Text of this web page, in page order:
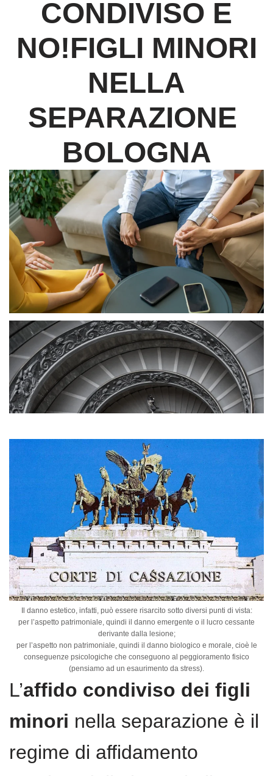
CONDIVISO E
NO!FIGLI MINORI
NELLA
SEPARAZIONE
BOLOGNA
Il danno estetico, infatti, può essere risarcito sotto diversi punti di vista:
per l’aspetto patrimoniale, quindi il danno emergente o il lucro cessante
derivante dalla lesione;
per l’aspetto non patrimoniale, quindi il danno biologico e morale, cioè le
conseguenze psicologiche che conseguono al peggioramento fisico
(pensiamo ad un esaurimento da stress).
L’affido condiviso dei figli
minori nella separazione è il
regime di affidamento